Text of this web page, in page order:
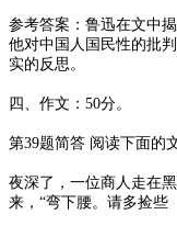
参考答案：鲁迅在文中
他对中国人国民性的批
实的反思。
四、作文：50分。
第39题简答 阅读下面的
夜深了，一位商人走在
来，“弯下腰。请多捡些